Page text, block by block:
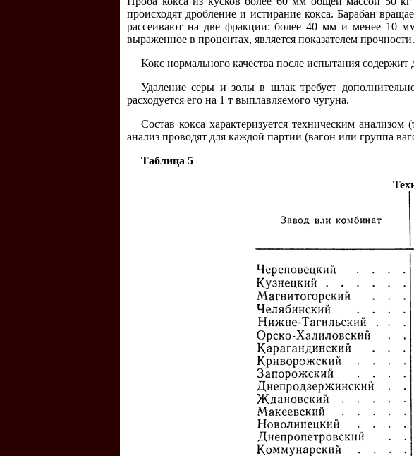
происходят дробление и истирание кокса. Барабан
рассеивают на две фракции: более 40 мм и менее
выраженное в процентах, является показателем прочности.
Кокс нормального качества после испытания
Удаление серы и золы в шлак требует
расходуется его на 1 т выплавляемого чугуна.
Состав кокса характеризуется техническим
анализ проводят для каждой партии (вагон или группа
Таблица 5